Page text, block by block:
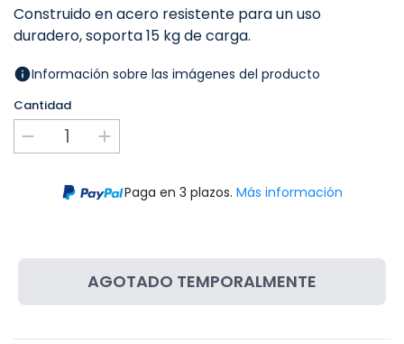
Construido en acero resistente para un uso
duradero, soporta 15 kg de carga.
Información sobre las imágenes del producto
Cantidad
Paga en 3 plazos. Más información
AGOTADO TEMPORALMENTE